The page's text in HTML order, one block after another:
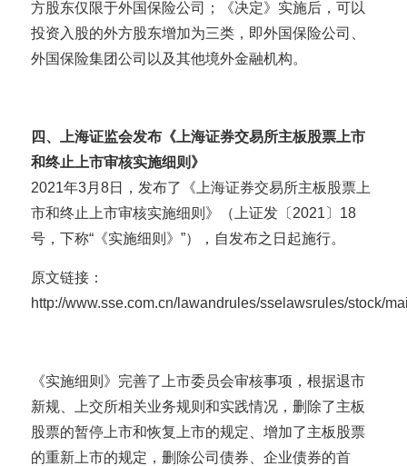
方股东仅限于外国保险公司；《决定》实施后，可以
投资入股的外方股东增加为三类，即外国保险公司、
外国保险集团公司以及其他境外金融机构。
四、上海证监会发布《上海证券交易所主板股票上市
和终止上市审核实施细则》
2021年3月8日，发布了《上海证券交易所主板股票上
市和终止上市审核实施细则》（上证发〔2021〕18
号，下称“《实施细则》”），自发布之日起施行。
原文链接：
http://www.sse.com.cn/lawandrules/sselawsrules/stock/
《实施细则》完善了上市委员会审核事项，根据退市
新规、上交所相关业务规则和实践情况，删除了主板
股票的暂停上市和恢复上市的规定、增加了主板股票
的重新上市的规定，删除公司债券、企业债券的首